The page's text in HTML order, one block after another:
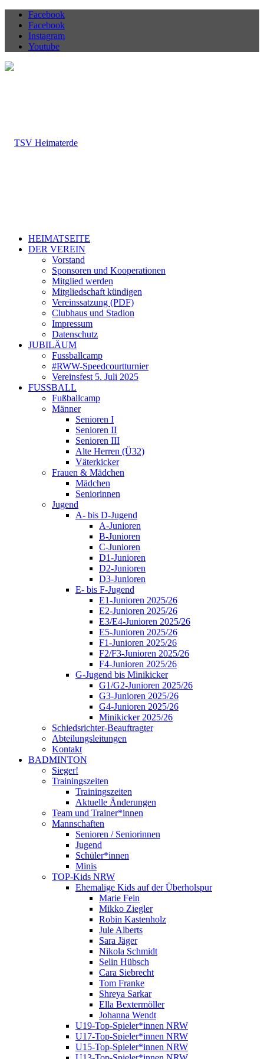
Facebook
Facebook
Instagram
Youtube
HEIMATSEITE
DER VEREIN
Vorstand
Sponsoren und Kooperationen
Mitglied werden
Mitgliedschaft kündigen
Vereinssatzung (PDF)
Clubhaus und Stadion
Impressum
Datenschutz
JUBILÄUM
Fussballcamp
#RWW-Speedcourtturnier
Vereinsfest 5. Juli 2025
FUSSBALL
Fußballcamp
Männer
Senioren I
Senioren II
Senioren III
Alte Herren (Ü32)
Väterkicker
Frauen & Mädchen
Mädchen
Seniorinnen
Jugend
A- bis D-Jugend
A-Junioren
B-Junioren
C-Junioren
D1-Junioren
D2-Junioren
D3-Junioren
E- bis F-Jugend
E1-Junioren 2025/26
E2-Junioren 2025/26
E3/E4-Junioren 2025/26
E5-Junioren 2025/26
F1-Junioren 2025/26
F2/F3-Junioren 2025/26
F4-Junioren 2025/26
G-Jugend bis Minikicker
G1/G2-Junioren 2025/26
G3-Junioren 2025/26
G4-Junioren 2025/26
Minikicker 2025/26
Schiedsrichter-Beauftragter
Abteilungsleitungen
Kontakt
BADMINTON
Sieger!
Trainingszeiten
Trainingszeiten
Aktuelle Änderungen
Team und Trainer*innen
Mannschaften
Senioren / Seniorinnen
Jugend
Schüler*innen
Minis
TOP-Kids NRW
Ehemalige Kids auf der Überholspur
Marie Fein
Mikko Ziegler
Robin Kastenholz
Jule Alberts
Sara Jäger
Nikola Schmidt
Selin Hübsch
Cara Siebrecht
Tom Franke
Shreya Sarkar
Ella Bextermöller
Johanna Wendt
U19-Top-Spieler*innen NRW
U17-Top-Spieler*innen NRW
U15-Top-Spieler*innen NRW